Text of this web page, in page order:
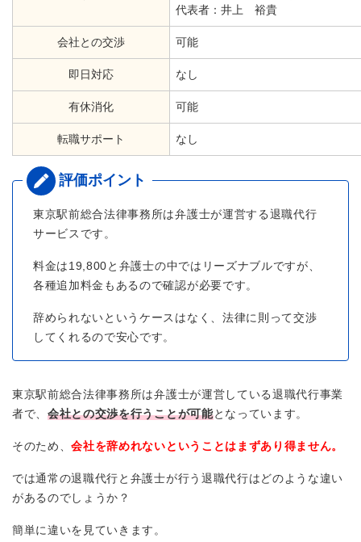
代表者：井上 裕貴
会社との交渉 可能
即日対応 なし
有休消化 可能
転職サポート なし
東京駅前総合法律事務所は弁護士が運営する退職代行
サービスです。
料金は19,800と弁護士の中ではリーズナブルですが、
各種追加料金もあるので確認が必要です。
辞められないというケースはなく、法律に則って交渉
してくれるので安心です。
東京駅前総合法律事務所は弁護士が運営している退職代行事業
者で、会社との交渉を行うことが可能となっています。
そのため、会社を辞めれないということはまずあり得ません。
では通常の退職代行と弁護士が行う退職代行はどのような違い
があるのでしょうか？
簡単に違いを見ていきます。